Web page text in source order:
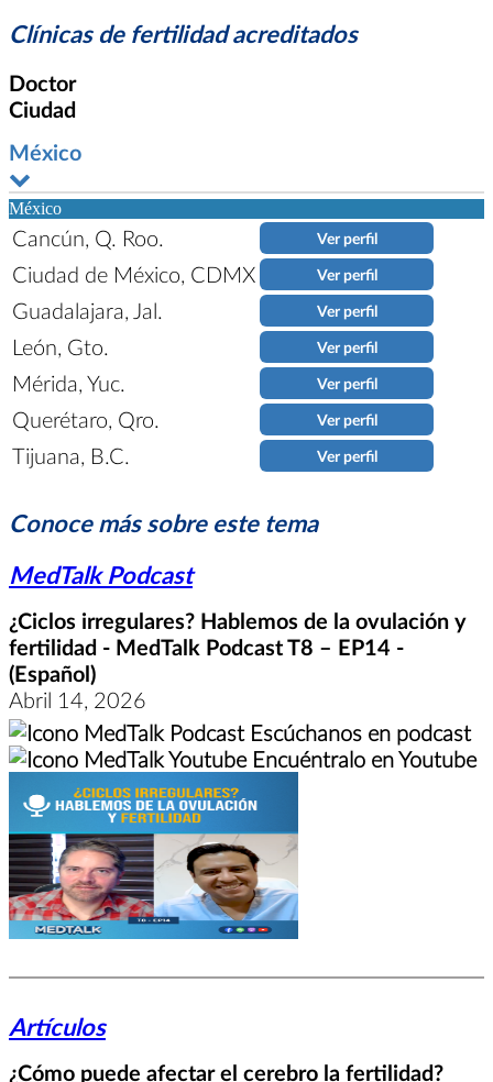
Clínicas de fertilidad acreditados
Doctor
Ciudad
México
México
Cancún, Q. Roo. Ver perfil
Ciudad de México, CDMX Ver perfil
Guadalajara, Jal. Ver perfil
León, Gto. Ver perfil
Mérida, Yuc. Ver perfil
Querétaro, Qro. Ver perfil
Tijuana, B.C. Ver perfil
Conoce más sobre este tema
MedTalk Podcast
¿Ciclos irregulares? Hablemos de la ovulación y
fertilidad - MedTalk Podcast T8 – EP14 -
(Español)
Abril 14, 2026
Escúchanos en podcast
Encuéntralo en Youtube
Artículos
¿Cómo puede afectar el cerebro la fertilidad?